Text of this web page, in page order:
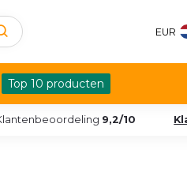
EUR
Top 10 producten
9,2/10